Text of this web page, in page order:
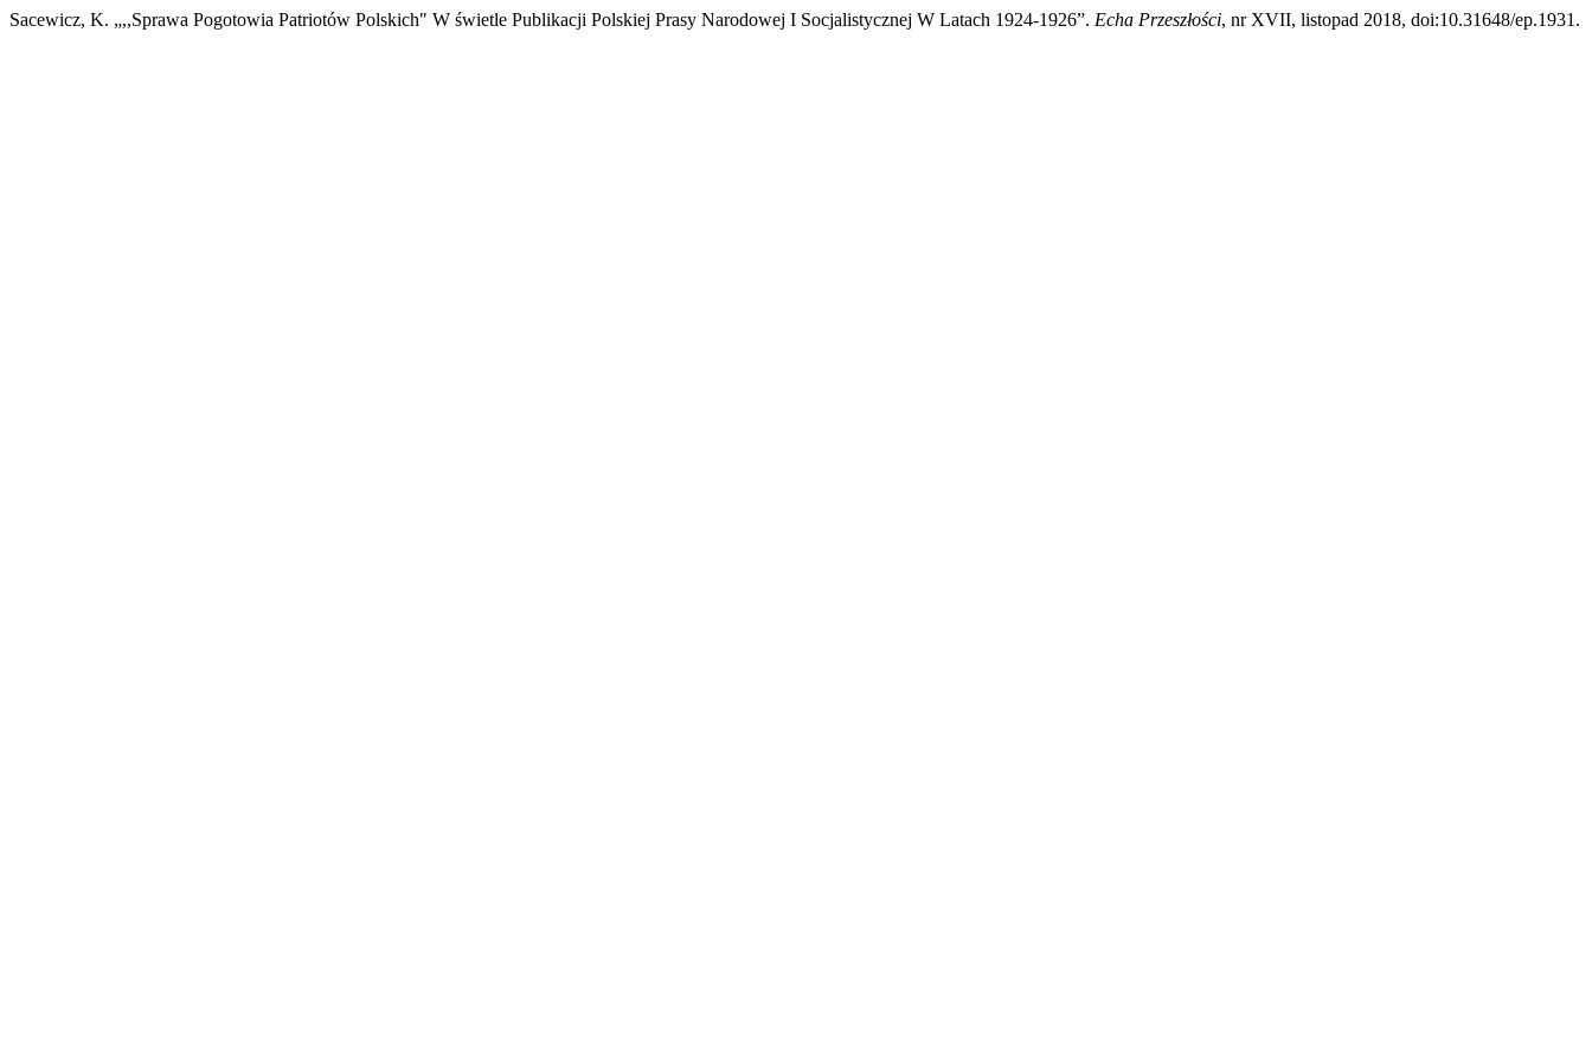
Sacewicz, K. „,,Sprawa Pogotowia Patriotów Polskich" W świetle Publikacji Polskiej Prasy Narodowej I Socjalistycznej W Latach 1924-1926”. Echa Przeszłości, nr XVII, listopad 2018, doi:10.31648/ep.1931.